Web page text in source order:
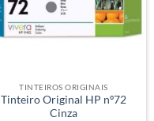
TINTEIROS ORIGINAIS
Tinteiro Original HP nº72
Cinza